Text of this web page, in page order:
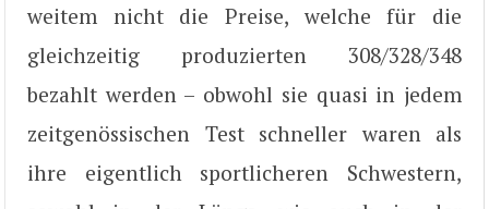
weitem nicht die Preise, welche für die
gleichzeitig produzierten 308/328/348
bezahlt werden – obwohl sie quasi in jedem
zeitgenössischen Test schneller waren als
ihre eigentlich sportlicheren Schwestern,